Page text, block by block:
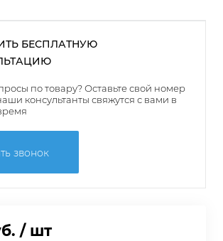
БЕСПЛАТНУЮ
по товару? Оставьте свой номер
консультанты свяжутся с вами в
звонок
/ шт